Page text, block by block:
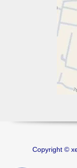
Copyright ©